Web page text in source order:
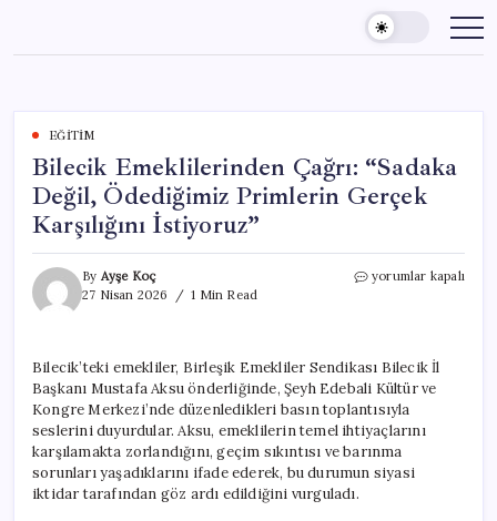
content
EĞITIM
Bilecik Emeklilerinden Çağrı: “Sadaka
Değil, Ödediğimiz Primlerin Gerçek
Karşılığını İstiyoruz”
By Ayşe Koç
27 Nisan 2026
1 Min Read
Bilecik
Ödediğimiz
Primlerin
Gerçek
Karşılığını
İstiyoruz”
yorumlar kapalı
Bilecik’teki emekliler, Birleşik Emekliler Sendikası Bilecik İl
Başkanı Mustafa Aksu önderliğinde, Şeyh Edebali Kültür ve
Kongre Merkezi’nde düzenledikleri basın toplantısıyla
seslerini duyurdular. Aksu, emeklilerin temel ihtiyaçlarını
karşılamakta zorlandığını, geçim sıkıntısı ve barınma
sorunları yaşadıklarını ifade ederek, bu durumun siyasi
iktidar tarafından göz ardı edildiğini vurguladı.